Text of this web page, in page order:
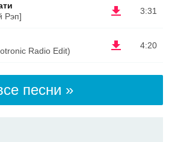
3:31
Рэп]
4:20
Radio Edit)
песни »